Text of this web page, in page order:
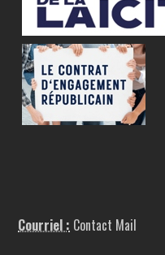
Courriel : Contact Mail